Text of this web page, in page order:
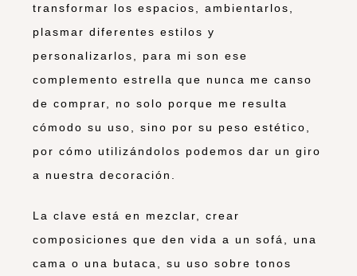
transformar los espacios, ambientarlos,
plasmar diferentes estilos y
personalizarlos, para mi son ese
complemento estrella que nunca me canso
de comprar, no solo porque me resulta
cómodo su uso, sino por su peso estético,
por cómo utilizándolos podemos dar un giro
a nuestra decoración.
La clave está en mezclar, crear
composiciones que den vida a un sofá, una
cama o una butaca, su uso sobre tonos